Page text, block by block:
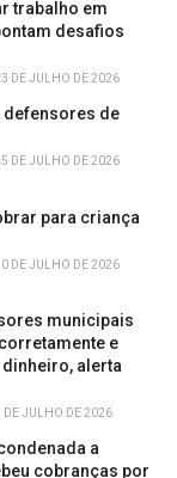
trabalho em
desafios
DE JULHO DE 2026
de
DE JULHO DE 2026
para criança
DE JULHO DE 2026
municipais
e
alerta
DE JULHO DE 2026
a
cobranças por